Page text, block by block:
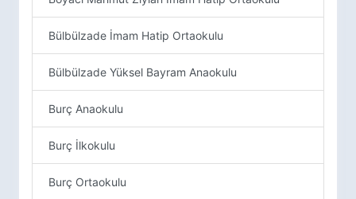
Bülbülzade İmam Hatip Ortaokulu
Bülbülzade Yüksel Bayram Anaokulu
Burç Anaokulu
Burç İlkokulu
Burç Ortaokulu